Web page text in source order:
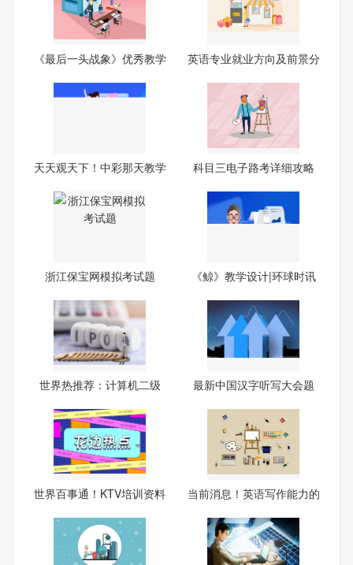
《最后一头战象》优秀教学
英语专业就业方向及前景分
天天观天下！中彩那天教学
科目三电子路考详细攻略
浙江保宝网模拟考试题 《鲸》教学设计|环球时讯
世界热推荐：计算机二级
最新中国汉字听写大会题
世界百事通！KTV培训资料
当前消息！英语写作能力的